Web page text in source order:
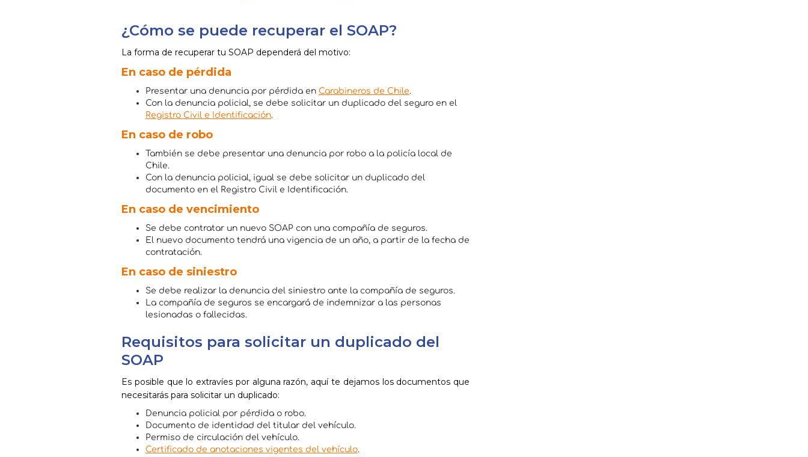
¿Cómo se puede recuperar el SOAP?
La forma de recuperar tu SOAP dependerá del motivo:
En caso de pérdida
Presentar una denuncia por pérdida en Carabineros de Chile.
Con la denuncia policial, se debe solicitar un duplicado del seguro en el
Registro Civil e Identificación.
En caso de robo
También se debe presentar una denuncia por robo a la policía local de
Chile.
Con la denuncia policial, igual se debe solicitar un duplicado del
documento en el Registro Civil e Identificación.
En caso de vencimiento
Se debe contratar un nuevo SOAP con una compañía de seguros.
El nuevo documento tendrá una vigencia de un año, a partir de la fecha de
contratación.
En caso de siniestro
Se debe realizar la denuncia del siniestro ante la compañía de seguros.
La compañía de seguros se encargará de indemnizar a las personas
lesionadas o fallecidas.
Requisitos para solicitar un duplicado del
SOAP
Es posible que lo extravíes por alguna razón, aquí te dejamos los documentos que
necesitarás para solicitar un duplicado:
Denuncia policial por pérdida o robo.
Documento de identidad del titular del vehículo.
Permiso de circulación del vehículo.
Certificado de anotaciones vigentes del vehículo.